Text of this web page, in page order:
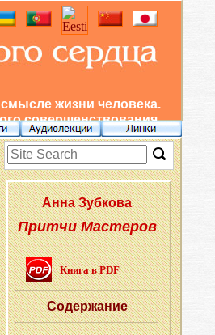
жизни человека.
совершенствования.
Анна Зуб­ко­ва
Притчи Мастеров
Книга в PDF
Со­дер­жа­ние